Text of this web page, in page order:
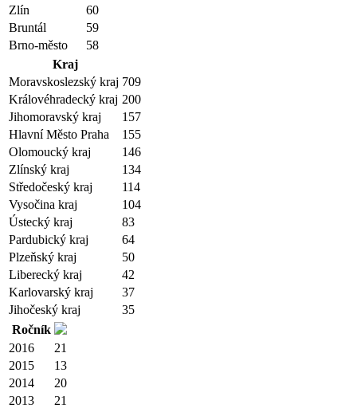
Zlín
60
Bruntál
59
Brno-město
58
Kraj
Moravskoslezský kraj 709
Královéhradecký kraj 200
Jihomoravský kraj
157
Hlavní Město Praha
155
Olomoucký kraj
146
Zlínský kraj
134
Středočeský kraj
114
Vysočina kraj
104
Ústecký kraj
83
Pardubický kraj
64
Plzeňský kraj
50
Liberecký kraj
42
Karlovarský kraj
37
Jihočeský kraj
35
Ročník
2016
21
2015
13
2014
20
2013
21